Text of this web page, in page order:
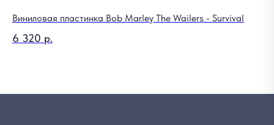
Виниловая пластинка Bob Marley The Wailers - Survival
6 320 р.